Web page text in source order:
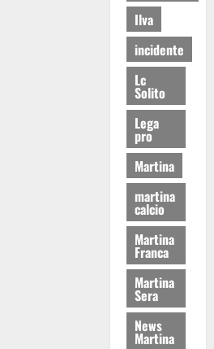
Ilva
incidente
Lc
Solito
Lega
pro
Martina
martina
calcio
Martina
Franca
Martina
Sera
News
Martina